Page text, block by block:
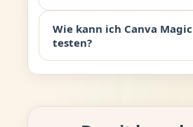
Wie kann ich Canva
testen?